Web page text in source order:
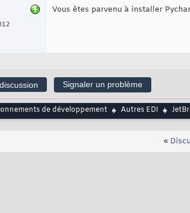
Vous êtes parvenu à installer
Signaler un problème
de développement Autres EDI
«